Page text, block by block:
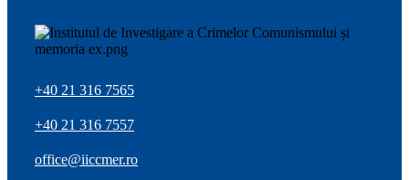
+40 21 316 7565
+40 21 316 7557
office@iiccmer.ro